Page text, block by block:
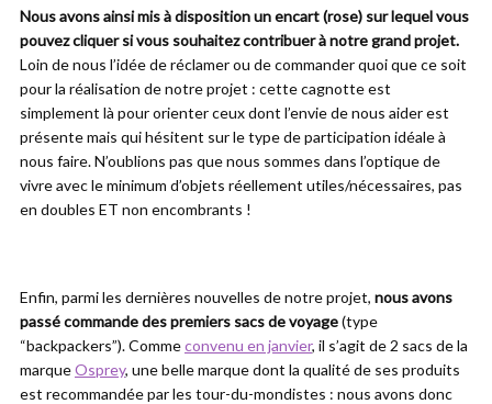
Nous avons ainsi mis à disposition un encart (rose) sur lequel vous
pouvez cliquer si vous souhaitez contribuer à notre grand projet.
Loin de nous l’idée de réclamer ou de commander quoi que ce soit
pour la réalisation de notre projet : cette cagnotte est
simplement là pour orienter ceux dont l’envie de nous aider est
présente mais qui hésitent sur le type de participation idéale à
nous faire. N’oublions pas que nous sommes dans l’optique de
vivre avec le minimum d’objets réellement utiles/nécessaires, pas
en doubles ET non encombrants !
Enfin, parmi les dernières nouvelles de notre projet, nous avons
passé commande des premiers sacs de voyage(type
“backpackers”). Commeconvenu en janvier, il s’agit de 2 sacs de la
marqueOsprey, une belle marque dont la qualité de ses produits
est recommandée par les tour-du-mondistes : nous avons donc